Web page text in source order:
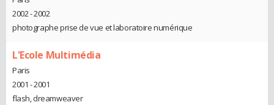
2002 - 2002
photographe prise de vue et laboratoire numérique
L'Ecole Multimédia
Paris
2001 - 2001
flash, dreamweaver